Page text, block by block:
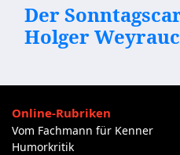
Der
Holger
Online-Rubriken
Vom Fachmann für Kenner
Humorkritik